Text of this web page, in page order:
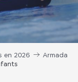
en 2026
Armada